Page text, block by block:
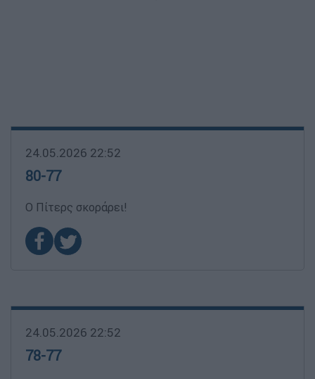
24.05.2026 22:52
80-77
Ο Πίτερς σκοράρει!
24.05.2026 22:52
78-77